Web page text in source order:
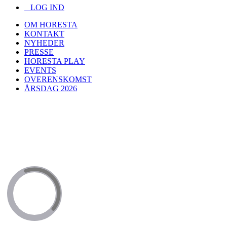
LOG IND
OM HORESTA
KONTAKT
NYHEDER
PRESSE
HORESTA PLAY
EVENTS
OVERENSKOMST
ÅRSDAG 2026